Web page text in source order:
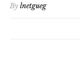
By lnetgueg